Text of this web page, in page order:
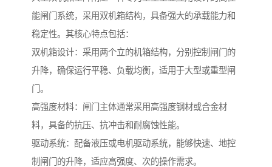
能闸门系统，采用双机箱结构，具备强大的承载能力和
稳定性。其核心特点包括：
双机箱设计：采用两个立的机箱结构，分别控制闸门的
升降，确保运行平稳、负载均衡，适用于大型或重型闸
门。
高强度材料：闸门主体通常采用高强度钢材或合金材
料，具备的抗压、抗冲击和耐腐蚀性能。
驱动系统：配备液压或电机驱动系统，能够快速、地控
制闸门的升降，适应高强度、次的操作需求。